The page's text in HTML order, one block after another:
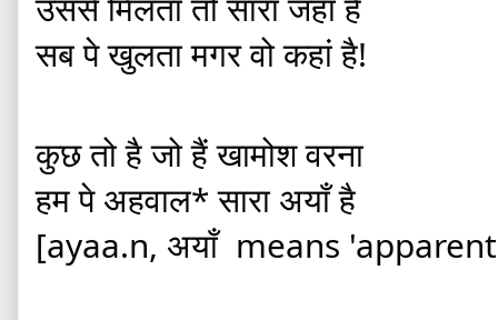
सब पे खुलता मगर वो कहां है!
कुछ तो है जो हैं खामोश वरना
हम पे अहवाल* सारा अयाँ है
[ayaa.n, अयाँ  means